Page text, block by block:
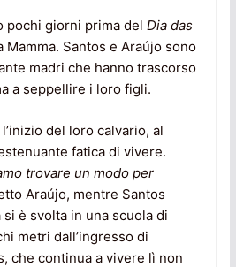
pochi giorni prima del Dia das
Santos e Araújo sono
madri che hanno trascorso
a seppellire i loro figli.
del loro calvario, al
fatica di vivere.
trovare un modo per
Araújo, mentre Santos
si è svolta in una scuola di
metri dall’ingresso di
che continua a vivere lì non